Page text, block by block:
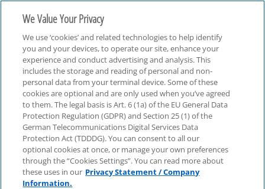
Real Estate
We Value Your Privacy
We use ‘cookies’ and related technologies to help identify
you and your devices, to operate our site, enhance your
experience and conduct advertising and analysis. This
includes the storage and reading of personal and non-
personal data from your terminal device. Some of these
cookies are optional and are only used when you’ve agreed
to them. The legal basis is Art. 6 (1a) of the EU General Data
Protection Regulation (GDPR) and Section 25 (1) of the
German Telecommunications Digital Services Data
Protection Act (TDDDG). You can consent to all our
optional cookies at once, or manage your own preferences
through the “Cookies Settings”. You can read more about
these uses in our Privacy Statement / Company
Information.